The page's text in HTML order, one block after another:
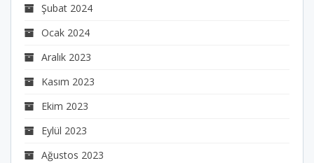
Şubat 2024
Ocak 2024
Aralık 2023
Kasım 2023
Ekim 2023
Eylül 2023
Ağustos 2023